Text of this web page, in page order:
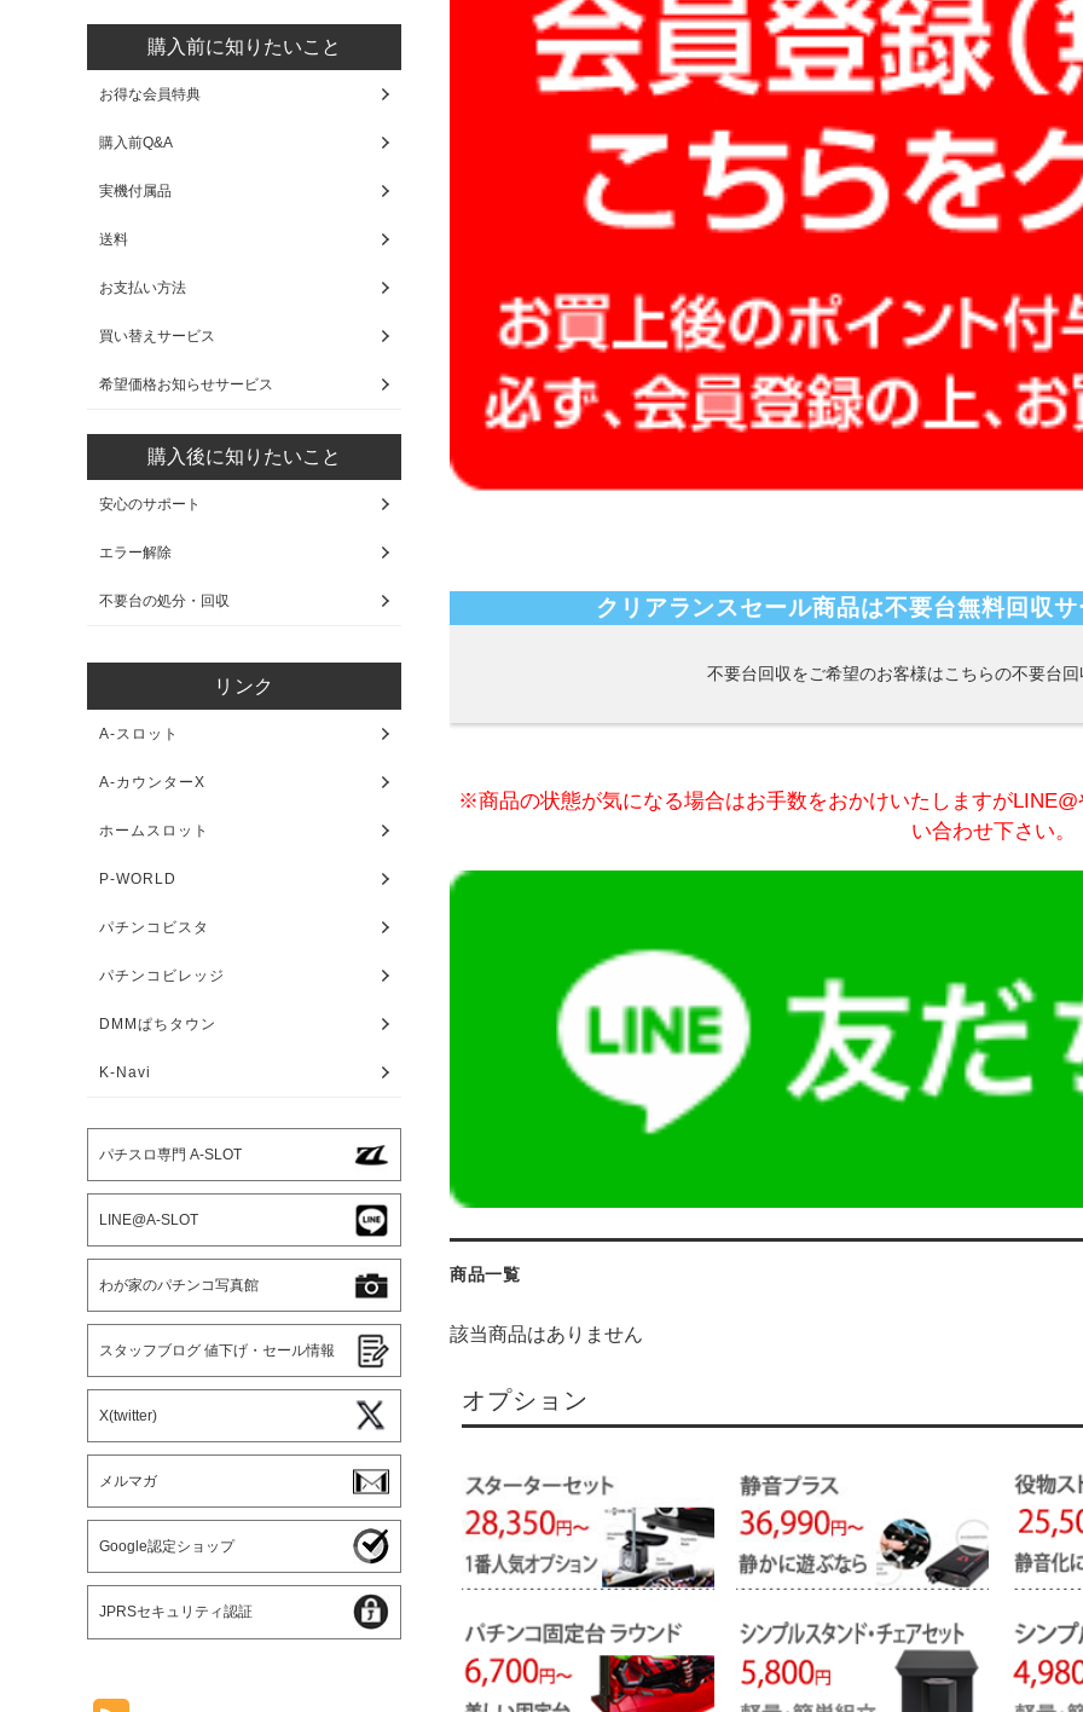
クリアランスセール商品は不要台無料回収
不要台回収をご希望のお客様はこちらの不要台
※商品の状態が気になる場合はお手数をおかけいたしますが
い合わせ下さい。
商品一覧
該当商品はありません
オプション
購入前に知りたいこと
お得な会員特典
購入前Q&A
実機付属品
送料
お支払い方法
買い替えサービス
希望価格お知らせサービス
購入後に知りたいこと
安心のサポート
エラー解除
不要台の処分・回収
リンク
A-スロット
A-カウンターX
ホームスロット
P-WORLD
パチンコビスタ
パチンコビレッジ
DMMぱちタウン
K-Navi
パチスロ専門 A-SLOT
LINE@A-SLOT
わが家のパチンコ写真館
スタッフブログ 値下げ・セール情報
X(twitter)
メルマガ
Google認定ショップ
JPRSセキュリティ認証